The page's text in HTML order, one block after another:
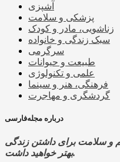
آشپزی
پزشکی و سلامت
زناشویی، مادر و کودک
سبک زندگی و خانواده
سرگرمی
طبیعت و حیوانات
علمی و تکنولوژی
فرهنگی، هنر و سینما
گردشگری و مهاجرت
درباره مجله‌فارسی
و سلامت برای داشتن زندگی
بهتر خواهید داشت.